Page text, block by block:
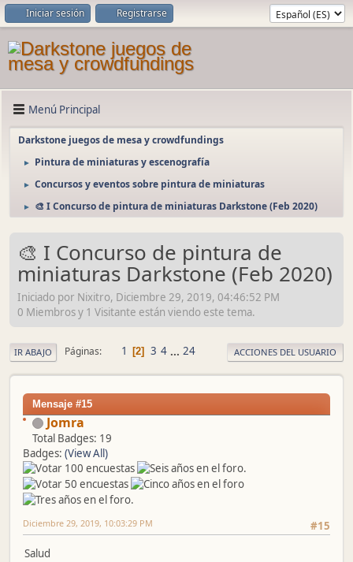
Iniciar sesión Registrarse
Menú Principal
Darkstone juegos de mesa y crowdfundings
► Pintura de miniaturas y escenografía
► Concursos y eventos sobre pintura de miniaturas
► 🎨 I Concurso de pintura de miniaturas Darkstone (Feb 2020)
🎨 I Concurso de pintura de
miniaturas Darkstone (Feb 2020)
Iniciado por Nixitro, Diciembre 29, 2019, 04:46:52 PM
0 Miembros y 1 Visitante están viendo este tema.
IR ABAJO Páginas 1 2 3 4 ... 24 ACCIONES DEL USUARIO
Mensaje #15
Jomra
Total Badges: 19
Badges: (View All)
#15
Diciembre 29, 2019, 10:03:29 PM
Salud